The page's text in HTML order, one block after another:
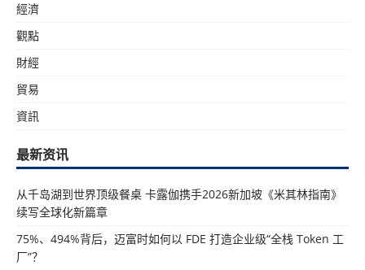
經濟
觀點
財經
貿易
資訊
最新资讯
从千岛湖到世界顶级餐桌 卡露伽携手2026新加坡《米其林指南》
续写全球化新篇章
75%、494%背后，迈富时如何以 FDE 打造企业级“全栈 Token 工
厂”？